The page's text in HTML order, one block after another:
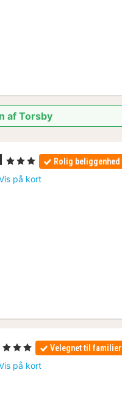
af Torsby
1
nat
fra
, 3 Stjerner Rolig beliggenhed
på kort
1
nat
fra
, 3 Stjerner Velegnet til familier
på kort